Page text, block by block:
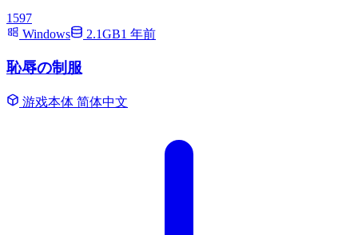
1597
Windows
2.1GB1 年前
恥辱の制服
游戏本体 简体中文